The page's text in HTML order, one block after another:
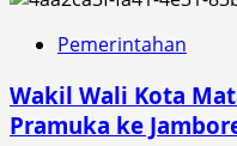
Pemerintahan
Wakil Wali Kota
Pramuka ke